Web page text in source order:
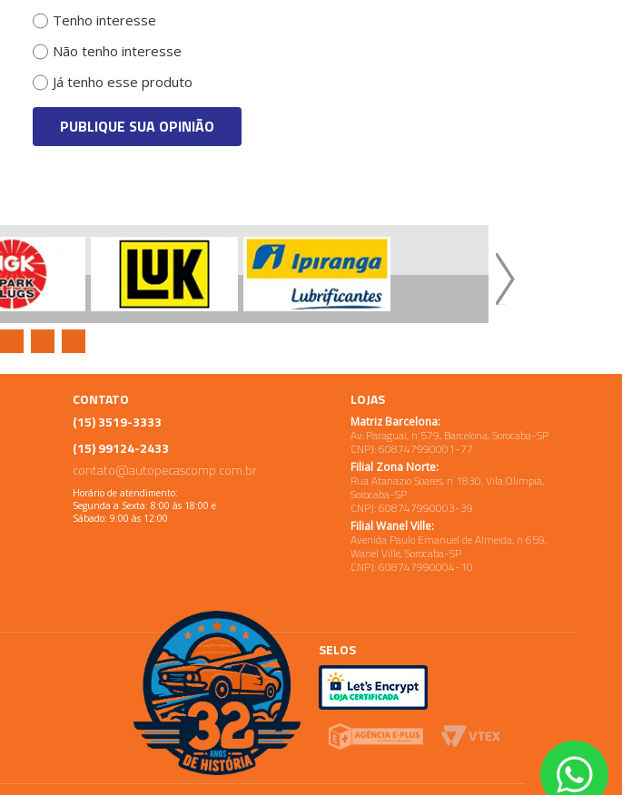
Tenho interesse
Não tenho interesse
Já tenho esse produto
PUBLIQUE SUA OPINIÃO
CONTATO
(15) 3519-3333
(15) 99124-2433
contato@autopecascomp.com.br
Horário de atendimento:
Segunda a Sexta: 8:00 às 18:00 e
Sábado: 9:00 às 12:00
LOJAS
Matriz Barcelona:
Av. Paraguai, n 579, Barcelona, Sorocaba-SP
CNPJ: 608747990001-77
Filial Zona Norte:
Rua Atanazio Soares, n 1830, Vila Olimpia,
Sorocaba-SP
CNPJ: 608747990003-39
Filial Wanel Ville:
Avenida Paulo Emanuel de Almeida, n 659,
Wanel Ville, Sorocaba-SP
CNPJ: 608747990004-10
SELOS